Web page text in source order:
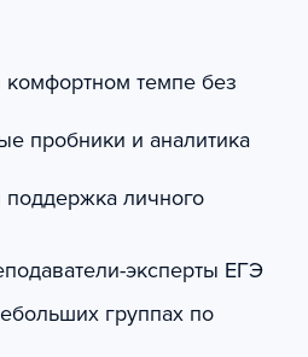
темпе без
пробники и аналитика
поддержка личного
эксперты ЕГЭ
группах по